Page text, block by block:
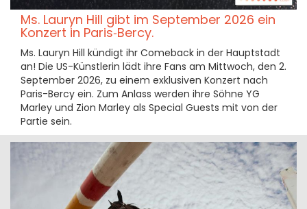
Ms. Lauryn Hill gibt im September 2026 ein
Konzert in Paris‑Bercy.
Ms. Lauryn Hill kündigt ihr Comeback in der Hauptstadt
an! Die US-Künstlerin lädt ihre Fans am Mittwoch, den 2.
September 2026, zu einem exklusiven Konzert nach
Paris-Bercy ein. Zum Anlass werden ihre Söhne YG
Marley und Zion Marley als Special Guests mit von der
Partie sein.